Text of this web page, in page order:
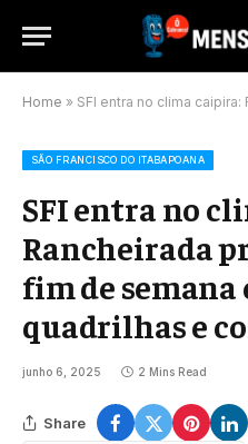
Home » SFI entra no clima caipira: Rancheirada
SÃO FRANCISCO DO ITABAPOANA
SFI entra no
Rancheirada
fim de semana
quadrilhas e
junho 6, 2025 2 Mins Read
Share